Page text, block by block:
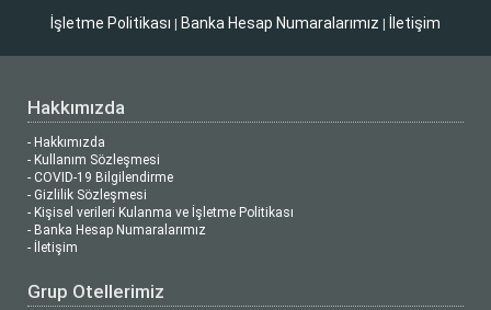
İşletme Politikası | Banka Hesap Numaralarımız | İletişim
Hakkımızda
- Hakkımızda
- Kullanım Sözleşmesi
- COVID-19 Bilgilendirme
- Gizlilik Sözleşmesi
- Kişisel verileri Kulanma ve İşletme Politikası
- Banka Hesap Numaralarımız
- İletişim
Grup Otellerimiz